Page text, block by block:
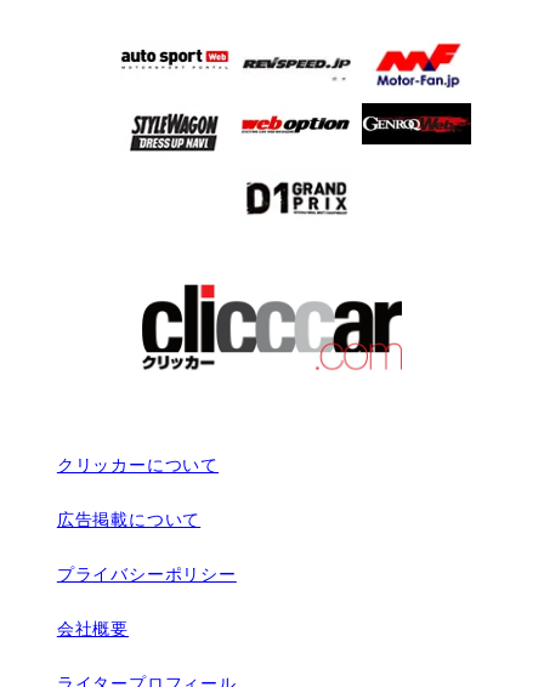
クリッカーについて
広告掲載について
プライバシーポリシー
会社概要
ライタープロフィール